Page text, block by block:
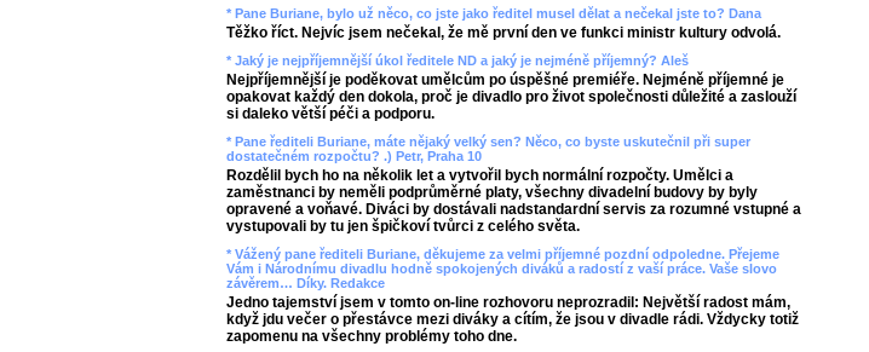
* Pane Buriane, bylo už něco, co jste jako ředitel musel dělat a nečekal jste to? Dana
Těžko říct. Nejvíc jsem nečekal, že mě první den ve funkci ministr kultury odvolá.
* Jaký je nejpříjemnější úkol ředitele ND a jaký je nejméně příjemný? Aleš
Nejpříjemnější je poděkovat umělcům po úspěšné premiéře. Nejméně příjemné je
opakovat každý den dokola, proč je divadlo pro život společnosti důležité a zaslouží
si daleko větší péči a podporu.
* Pane řediteli Buriane, máte nějaký velký sen? Něco, co byste uskutečnil při super
dostatečném rozpočtu? .) Petr, Praha 10
Rozdělil bych ho na několik let a vytvořil bych normální rozpočty. Umělci a
zaměstnanci by neměli podprůměrné platy, všechny divadelní budovy by byly
opravené a voňavé. Diváci by dostávali nadstandardní servis za rozumné vstupné a
vystupovali by tu jen špičkoví tvůrci z celého světa.
* Vážený pane řediteli Buriane, děkujeme za velmi příjemné pozdní odpoledne. Přejeme
Vám i Národnímu divadlu hodně spokojených diváků a radostí z vaší práce. Vaše slovo
závěrem… Díky. Redakce
Jedno tajemství jsem v tomto on-line rozhovoru neprozradil: Největší radost mám,
když jdu večer o přestávce mezi diváky a cítím, že jsou v divadle rádi. Vždycky totiž
zapomenu na všechny problémy toho dne.